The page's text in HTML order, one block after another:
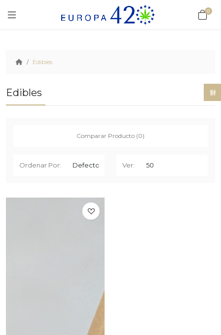
0
Edibles
Edibles
Comparar Producto (0)
Ordenar Por: Ver: